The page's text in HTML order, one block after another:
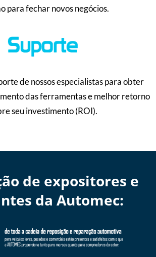
para fechar novos negócios.
de nossos especialistas para obter
das ferramentas e melhor retorno
seu investimento (ROI).
de expositores e
da Automec: